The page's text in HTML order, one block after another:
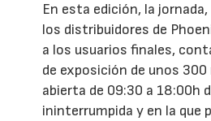
En esta edición, la
los distribuidores de
a los usuarios finales,
de exposición de unos 300
abierta de 09:30 a 18:00h
ininterrumpida y en la que